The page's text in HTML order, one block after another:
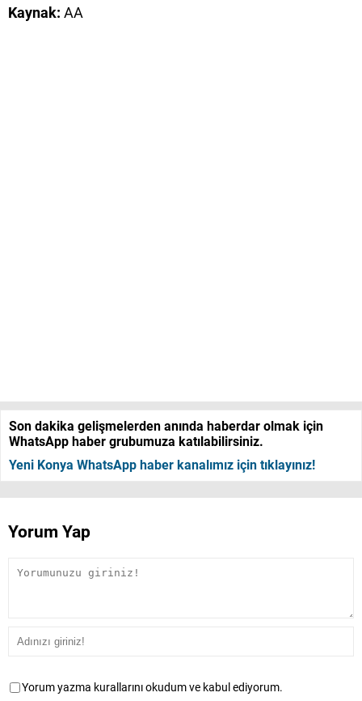
Kaynak: AA
Son dakika gelişmelerden anında haberdar olmak için
WhatsApp haber grubumuza katılabilirsiniz.
Yeni Konya WhatsApp haber kanalımız için tıklayınız!
Yorum Yap
Yorum yazma kurallarını okudum ve kabul ediyorum.